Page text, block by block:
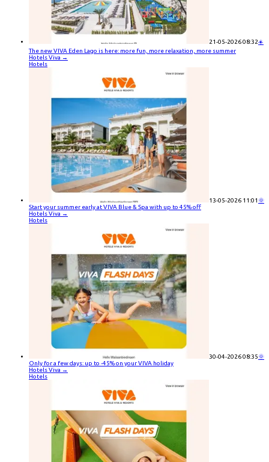
21-05-2026 08:32☀️
The new VIVA Eden Lago is here: more fun, more relaxation, more summer
Hotels Viva →
Hotels
13-05-2026 11:01🌞
Start your summer early at VIVA Blue & Spa with up to 45% off
Hotels Viva →
Hotels
30-04-2026 08:35🌞
Only for a few days: up to -45% on your VIVA holiday
Hotels Viva →
Hotels